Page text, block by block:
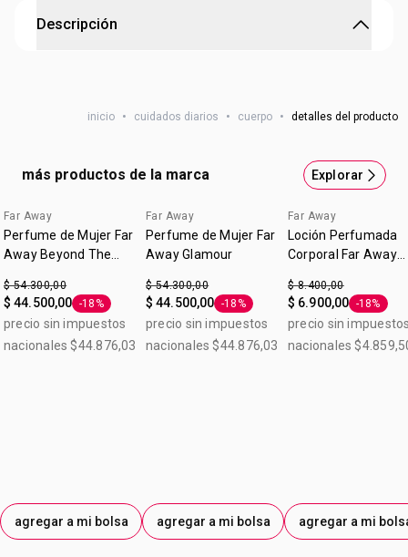
Descripción
inicio • cuidados diarios • cuerpo • detalles del producto
más productos de la marca Explorar
Far Away
Perfume de Mujer Far
Away Beyond The
$ 54.300,00
$ 44.500,00 Etiqueta -18%
-18%
precio sin impuestos
nacionales $44.876,03
agregar a mi bolsa
Far Away
Perfume de Mujer Far
Away Glamour
$ 54.300,00
$ 44.500,00 Etiqueta -18%
-18%
precio sin impuestos
nacionales $44.876,03
agregar a mi bolsa
Far Away
Loción Perfumada
Corporal Far Away
$ 8.400,00
$ 6.900,00 Etiqueta -
-18%
precio sin
nacionales
agregar a mi